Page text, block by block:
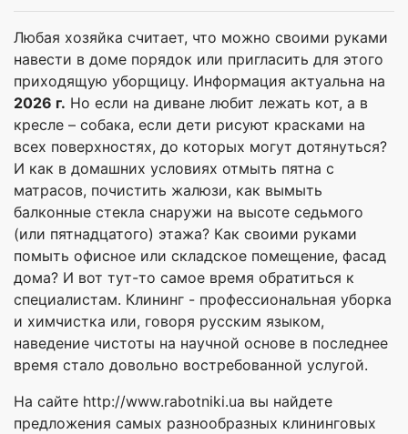
Любая хозяйка считает, что можно своими руками
навести в доме порядок или пригласить для этого
приходящую уборщицу. Информация актуальна на
2026 г. Но если на диване любит лежать кот, а в
кресле – собака, если дети рисуют красками на
всех поверхностях, до которых могут дотянуться?
И как в домашних условиях отмыть пятна с
матрасов, почистить жалюзи, как вымыть
балконные стекла снаружи на высоте седьмого
(или пятнадцатого) этажа? Как своими руками
помыть офисное или складское помещение, фасад
дома? И вот тут-то самое время обратиться к
специалистам. Клининг - профессиональная уборка
и химчистка или, говоря русским языком,
наведение чистоты на научной основе в последнее
время стало довольно востребованной услугой.
На сайте http://www.rabotniki.ua вы найдете
предложения самых разнообразных клининговых